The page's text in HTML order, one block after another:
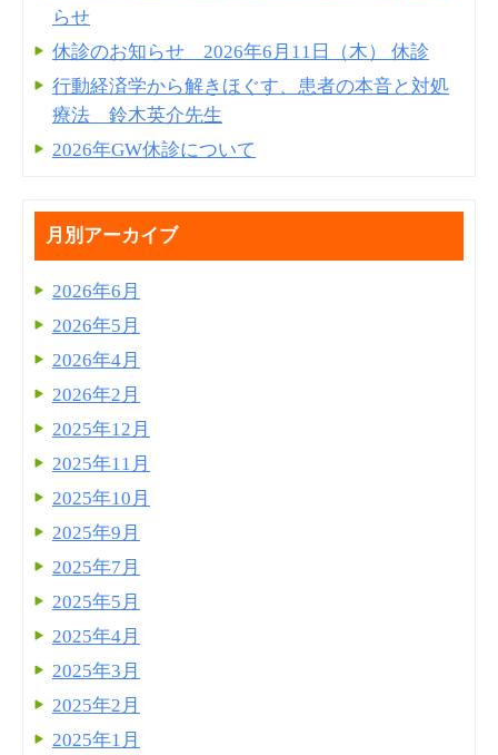
らせ
休診のお知らせ 2026年6月11日（木） 休診
行動経済学から解きほぐす、患者の本音と対処
療法 鈴木英介先生
2026年GW休診について
月別アーカイブ
2026年6月
2026年5月
2026年4月
2026年2月
2025年12月
2025年11月
2025年10月
2025年9月
2025年7月
2025年5月
2025年4月
2025年3月
2025年2月
2025年1月